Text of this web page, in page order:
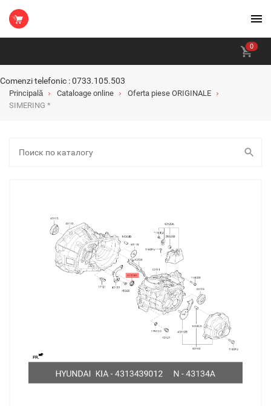
0
Comenzi telefonic : 0733.105.503
Principală Cataloage online
Oferta piese ORIGINALE
SIMERING *